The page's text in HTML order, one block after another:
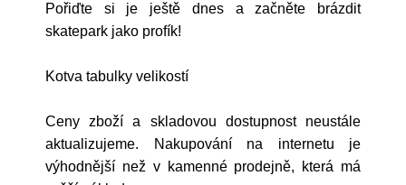
Pořiďte si je ještě dnes a začněte brázdit
skatepark jako profík!
Kotva tabulky velikostí
Ceny zboží a skladovou dostupnost neustále
aktualizujeme. Nakupování na internetu je
výhodnější než v kamenné prodejně, která má